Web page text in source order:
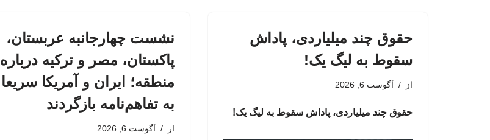
حقوق چند میلیاردی، پاداش
سقوط به لیگ یک!
از آگوست 6, 2026
حقوق چند میلیاردی، پاداش سقوط به لیگ یک!
نشست چهارجانبه عربستان،
پاکستان، مصر و ترکیه درباره
منطقه؛ ایران و آمریکا سریعا
به تفاهم‌نامه بازگردند
از آگوست 6, 2026